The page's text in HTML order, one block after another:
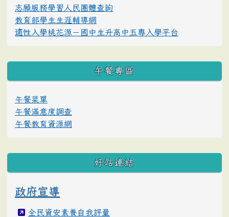
志願服務學習人民團體查詢
教育部學生生涯輔導網
適性入學桃花源－國中生升高中五專入學平台
午餐專區
午餐菜單
午餐滿意度調查
午餐教育資源網
好站連結
政府宣導
全民資安素養自我評量